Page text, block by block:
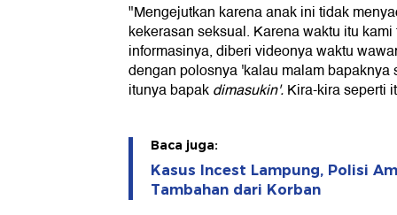
"Mengejutkan karena anak ini tidak
kekerasan seksual. Karena waktu itu
informasinya, diberi videonya waktu
dengan polosnya 'kalau malam bapaknya
itunya bapakdimasukin'.Kira-kira seperti
Baca juga:
Kasus Incest Lampung, Polisi
Tambahan dari Korban